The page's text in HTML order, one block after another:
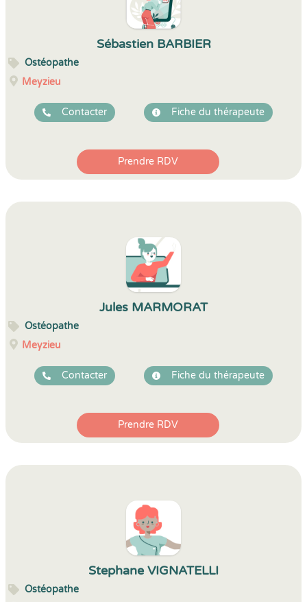
Sébastien BARBIER
Ostéopathe
Meyzieu
Contacter Fiche du thérapeute
Prendre RDV
Jules MARMORAT
Ostéopathe
Meyzieu
Contacter Fiche du thérapeute
Prendre RDV
Stephane VIGNATELLI
Ostéopathe